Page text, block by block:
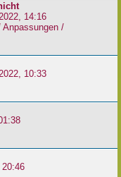
14:16
Anpassungen /
10:33